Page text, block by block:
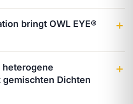
bringt OWL EYE®
＋
heterogene
Dichten
＋